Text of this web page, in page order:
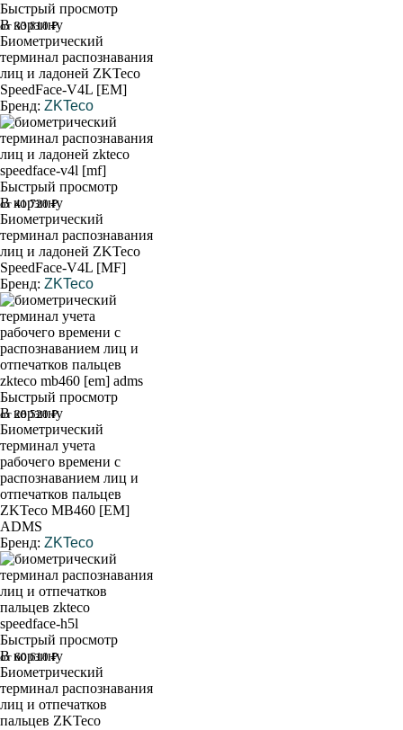
Быстрый просмотр
В корзину
от 33 810 ₽
Биометрический
терминал распознавания
лиц и ладоней ZKTeco
SpeedFace-V4L [EM]
Бренд: ZKTeco
Быстрый просмотр
В корзину
от 41 720 ₽
Биометрический
терминал распознавания
лиц и ладоней ZKTeco
SpeedFace-V4L [MF]
Бренд: ZKTeco
Быстрый просмотр
В корзину
от 28 520 ₽
Биометрический
терминал учета
рабочего времени с
распознаванием лиц и
отпечатков пальцев
ZKTeco MB460 [EM]
ADMS
Бренд: ZKTeco
Быстрый просмотр
В корзину
от 60 610 ₽
Биометрический
терминал распознавания
лиц и отпечатков
пальцев ZKTeco